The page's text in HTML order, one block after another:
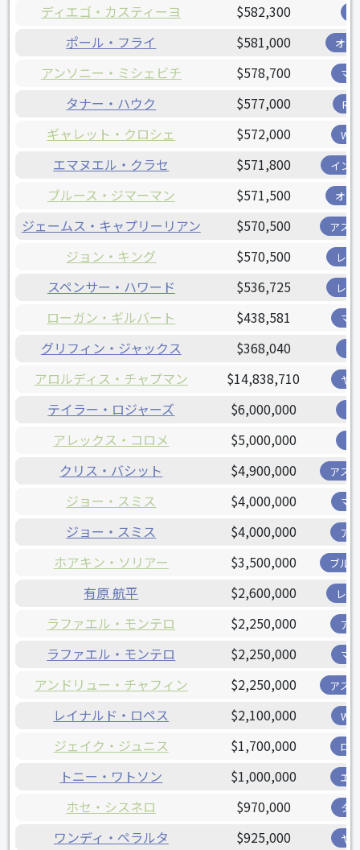
ディエゴ・カスティーヨ $582,300
ポール・フライ $581,000 オリ
アンソニー・ミシェビチ $578,700 マ
タナー・ハウク $577,000 R
ギャレット・クロシェ $572,000 W
エマヌエル・クラセ $571,800 イン
ブルース・ジマーマン $571,500 オリ
ジェームス・キャプリーリアン $570,500 アス
ジョン・キング $570,500 レ
スペンサー・ハワード $536,725 レ
ローガン・ギルバート $438,581 マ
グリフィン・ジャックス $368,040
アロルディス・チャプマン $14,838,710 ヤ
テイラー・ロジャーズ $6,000,000
アレックス・コロメ $5,000,000
クリス・バシット $4,900,000 アス
ジョー・スミス $4,000,000 マ
ジョー・スミス $4,000,000 ア
ホアキン・ソリアー $3,500,000 ブル
有原 航平 $2,600,000 レ
ラファエル・モンテロ $2,250,000 ア
ラファエル・モンテロ $2,250,000 マ
アンドリュー・チャフィン $2,250,000 アス
レイナルド・ロペス $2,100,000 W
ジェイク・ジュニス $1,700,000 ロ
トニー・ワトソン $1,000,000 エ
ホセ・シスネロ $970,000 タ
ワンディ・ペラルタ $925,000 ヤ